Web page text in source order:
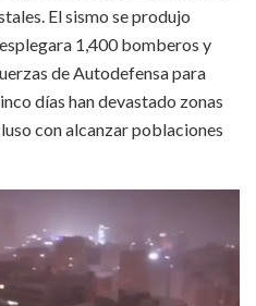
El sismo se produjo
1,400 bomberos y
de Autodefensa para
días han devastado zonas
con alcanzar poblaciones